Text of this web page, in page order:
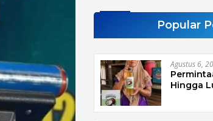
Popular
Agustus 6,
Hingga